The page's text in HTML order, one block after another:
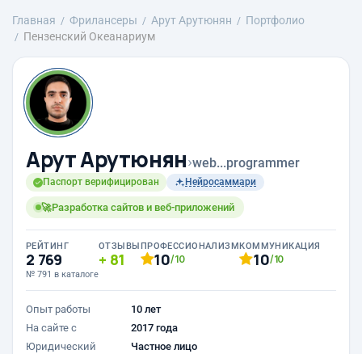
Главная Фрилансеры Арут Арутюнян
Портфолио
Пензенский Океанариум
Арут Арутюнян›web...programmer
Паспорт верифицирован Нейросаммари
🚀Разработка сайтов и веб-приложений
РЕЙТИНГ
2 769
№ 791 в каталоге
ОТЗЫВЫ
81
ПРОФЕССИОНАЛИЗМ
10/10
КОММУНИКАЦИЯ
10/10
Опыт работы
10 лет
На сайте с
2017 года
Юридический
Частное лицо